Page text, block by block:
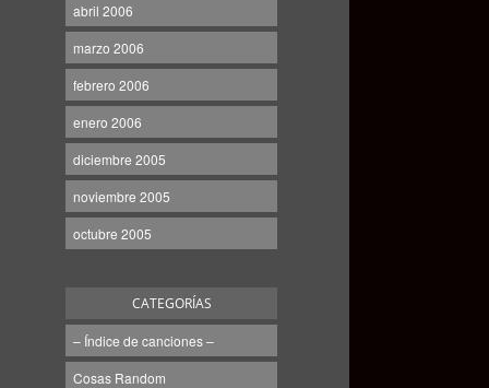
abril 2006
marzo 2006
febrero 2006
enero 2006
diciembre 2005
noviembre 2005
octubre 2005
CATEGORÍAS
– Índice de canciones –
Cosas Random